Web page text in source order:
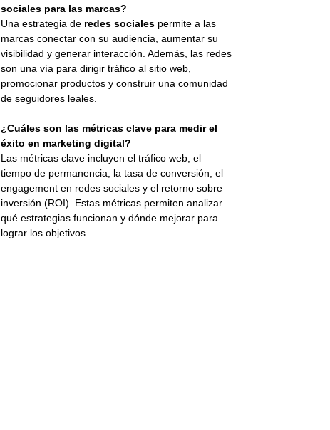
sociales para las marcas?
Una estrategia de redes sociales permite a las
marcas conectar con su audiencia, aumentar su
visibilidad y generar interacción. Además, las redes
son una vía para dirigir tráfico al sitio web,
promocionar productos y construir una comunidad
de seguidores leales.
¿Cuáles son las métricas clave para medir el
éxito en marketing digital?
Las métricas clave incluyen el tráfico web, el
tiempo de permanencia, la tasa de conversión, el
engagement en redes sociales y el retorno sobre
inversión (ROI). Estas métricas permiten analizar
qué estrategias funcionan y dónde mejorar para
lograr los objetivos.